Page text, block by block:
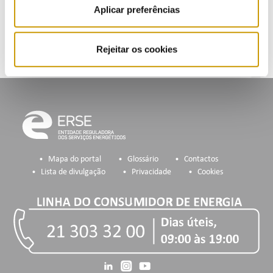
Aplicar preferências
Rejeitar os cookies
Inscrição na Lista de Divulgação
Mapa do portal Glossário
Contactos
Lista de divulgação
Privacidade Cookies